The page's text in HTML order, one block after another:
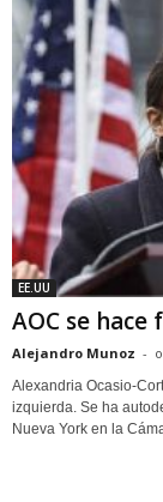
EE.UU
AOC se
Alejandro Munoz -
Alexandria Ocasio-
izquierda. Se ha
Nueva York en la